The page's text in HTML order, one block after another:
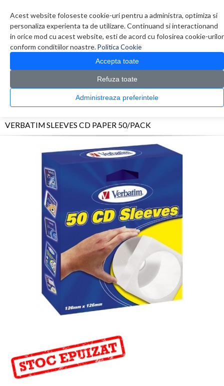
Acest website foloseste cookie-uri pentru a administra, optimiza si
personaliza experienta ta de utilizare. Continuand si interactionand
in orice mod cu acest website, esti de acord cu folosirea cookie-urilor
conform conditiilor noastre.Politica Cookie
Accepta toate
Refuza toate
Administreaza preferintele
0 produs(e)
CATALOG PRODUSE
Carcase CD/DVD > VERBATIM SLEEVES CD PAPER
VERBATIM SLEEVES CD PAPER 50/PACK